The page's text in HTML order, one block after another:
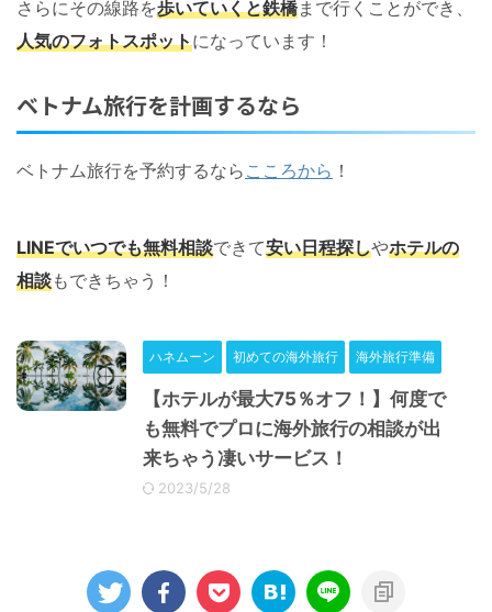
さらにその線路を歩いていくと鉄橋まで行くことができ、
人気のフォトスポットになっています！
ベトナム旅行を計画するなら
ベトナム旅行を予約するなら こころから ！
LINEでいつでも無料相談できて安い日程探しやホテルの
相談もできちゃう！
ハネムーン 初めての海外旅行 海外旅行準備
【ホテルが最大75％オフ！】何度で
も無料でプロに海外旅行の相談が出
来ちゃう凄いサービス！
2023/5/28